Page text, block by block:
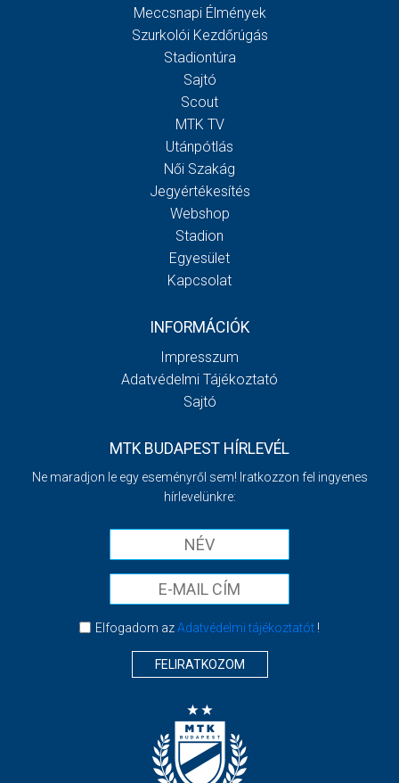
Meccsnapi Élmények
Szurkolói Kezdőrúgás
Stadiontúra
Sajtó
Scout
MTK TV
Utánpótlás
Női Szakág
Jegyértékesítés
Webshop
Stadion
Egyesület
Kapcsolat
INFORMÁCIÓK
Impresszum
Adatvédelmi Tájékoztató
Sajtó
MTK BUDAPEST HÍRLEVÉL
Ne maradjon le egy eseményről sem! Iratkozzon fel ingyenes
hírlevelünkre:
Elfogadom azAdatvédelmi tájékoztatót!
FELIRATKOZOM